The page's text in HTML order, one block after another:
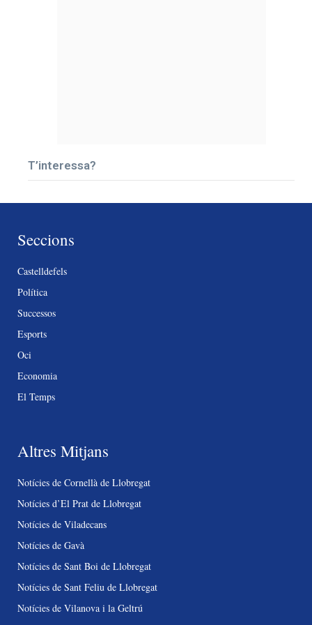
T’interessa?
Seccions
Castelldefels
Política
Successos
Esports
Oci
Economia
El Temps
Altres Mitjans
Notícies de Cornellà de Llobregat
Notícies d’El Prat de Llobregat
Notícies de Viladecans
Notícies de Gavà
Notícies de Sant Boi de Llobregat
Notícies de Sant Feliu de Llobregat
Notícies de Vilanova i la Geltrú